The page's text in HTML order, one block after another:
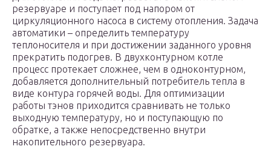
резервуаре и поступает под напором от
циркуляционного насоса в систему отопления. Задача
автоматики – определить температуру
теплоносителя и при достижении заданного уровня
прекратить подогрев. В двухконтурном котле
процесс протекает сложнее, чем в одноконтурном,
добавляется дополнительный потребитель тепла в
виде контура горячей воды. Для оптимизации
работы тэнов приходится сравнивать не только
выходную температуру, но и поступающую по
обратке, а также непосредственно внутри
накопительного резервуара.